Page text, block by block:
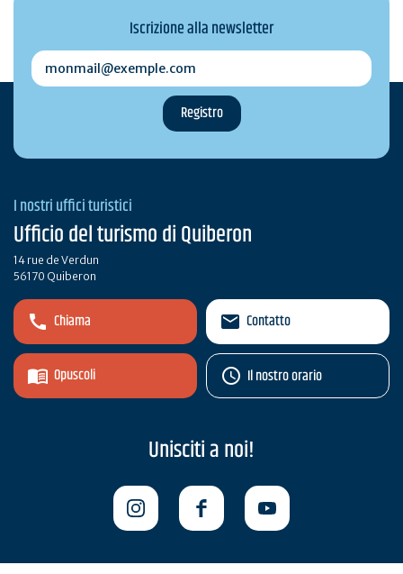
Iscrizione alla newsletter
monmail@exemple.com
I nostri uffici turistici
Ufficio del turismo di Quiberon
14 rue de Verdun
56170 Quiberon
Chiama
Opuscoli
Contatto
Il nostro orario
Unisciti a noi!